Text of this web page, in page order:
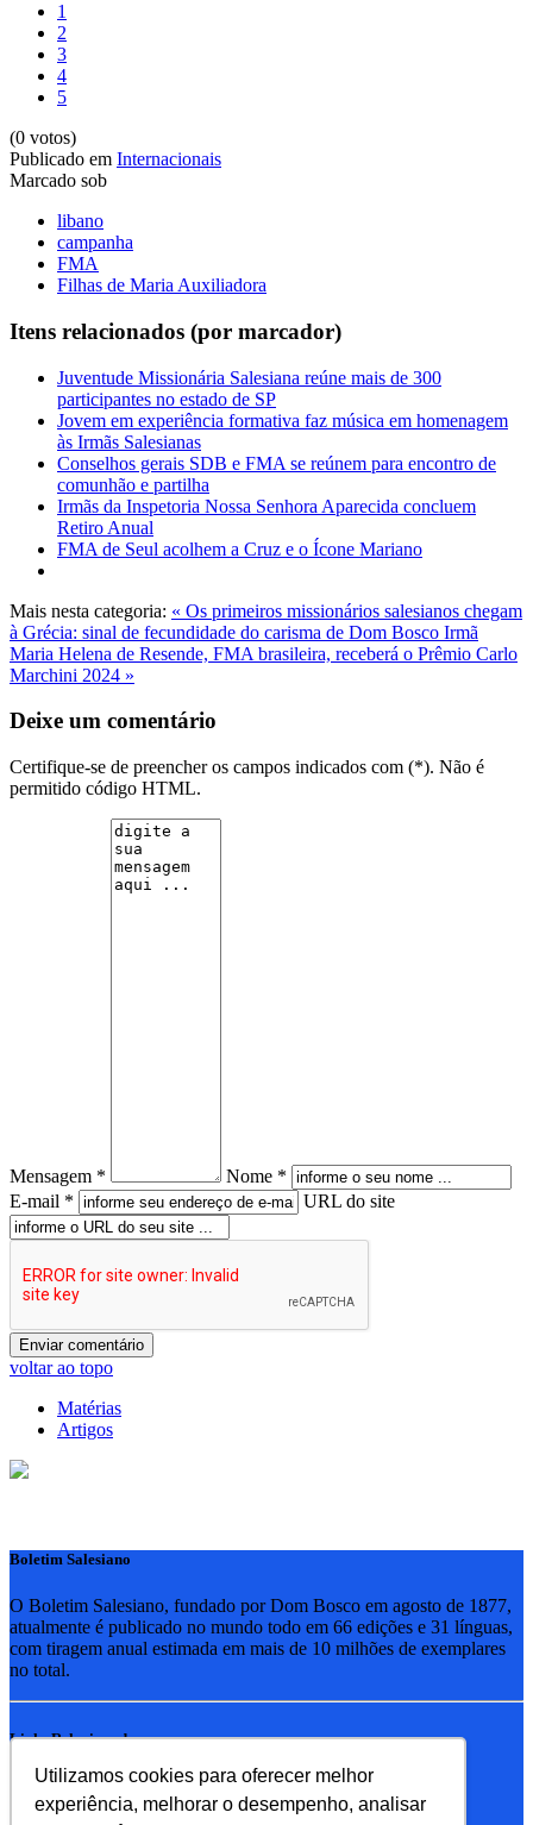
Utilizamos cookies para oferecer melhor
experiência, melhorar o desempenho, analisar
1
2
3
4
5
(0 votos)
Publicado em Internacionais
Marcado sob
libano
campanha
FMA
Filhas de Maria Auxiliadora
Itens relacionados (por marcador)
Juventude Missionária Salesiana reúne mais de 300
participantes no estado de SP
Jovem em experiência formativa faz música em homenagem
às Irmãs Salesianas
Conselhos gerais SDB e FMA se reúnem para encontro de
comunhão e partilha
Irmãs da Inspetoria Nossa Senhora Aparecida concluem
Retiro Anual
FMA de Seul acolhem a Cruz e o Ícone Mariano
Mais nesta categoria: « Os primeiros missionários salesianos chegam
à Grécia: sinal de fecundidade do carisma de Dom Bosco Irmã
Maria Helena de Resende, FMA brasileira, receberá o Prêmio Carlo
Marchini 2024 »
Deixe um comentário
Certifique-se de preencher os campos indicados com (*). Não é
permitido código HTML.
Mensagem *
Nome *
E-mail *
URL do site
voltar ao topo
Matérias
Artigos
Boletim Salesiano
O Boletim Salesiano, fundado por Dom Bosco em agosto de 1877,
atualmente é publicado no mundo todo em 66 edições e 31 línguas,
com tiragem anual estimada em mais de 10 milhões de exemplares
no total.
Links Relacionados
RSB - Rede Salesiana Brasil
EDEBE - Editora